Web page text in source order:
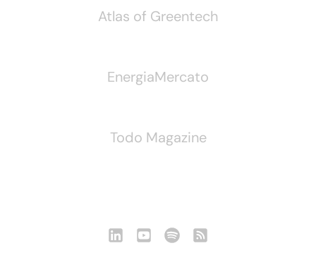
Atlas of Greentech
EnergiaMercato
Todo Magazine